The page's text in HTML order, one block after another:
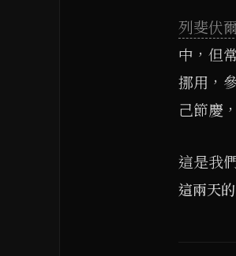
列斐伏
中，但
挪用，
己節慶
這是我
這兩天